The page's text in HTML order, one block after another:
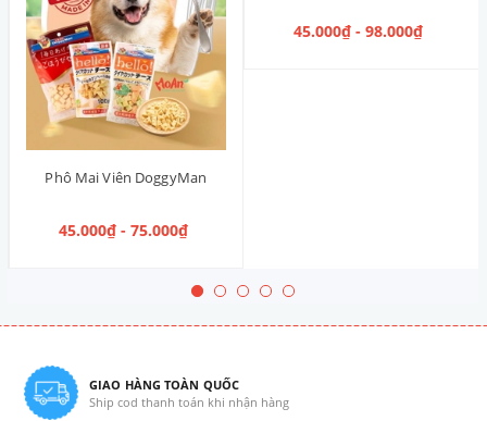
Phô Mai Viên DoggyMan
45.000₫ - 75.000₫
45.000₫ - 98.000₫
GIAO HÀNG TOÀN QUỐC
Ship cod thanh toán khi nhận hàng